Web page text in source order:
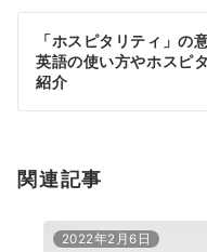
ン
「ホスピタリティ」の
英語の使い方やホスピ
紹介
関連記事
2022年2月6日